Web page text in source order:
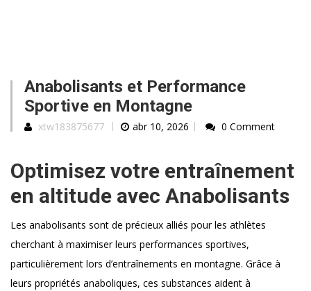
Anabolisants et Performance
Sportive en Montagne
xtw183875677 abr 10, 2026 0 Comment
Optimisez votre entraînement
en altitude avec Anabolisants
Les anabolisants sont de précieux alliés pour les athlètes
cherchant à maximiser leurs performances sportives,
particulièrement lors d’entraînements en montagne. Grâce à
leurs propriétés anaboliques, ces substances aident à